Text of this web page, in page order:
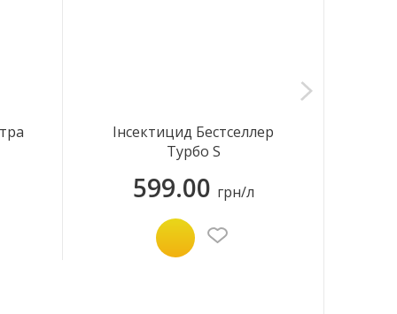
Інсектицид Бестселлер
Турбо S
599.00 грн/л